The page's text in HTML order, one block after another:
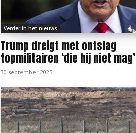
Verder in het nieuws
Trump dreigt met ontslag
topmilitairen ‘die hij niet mag’
30 september 2025